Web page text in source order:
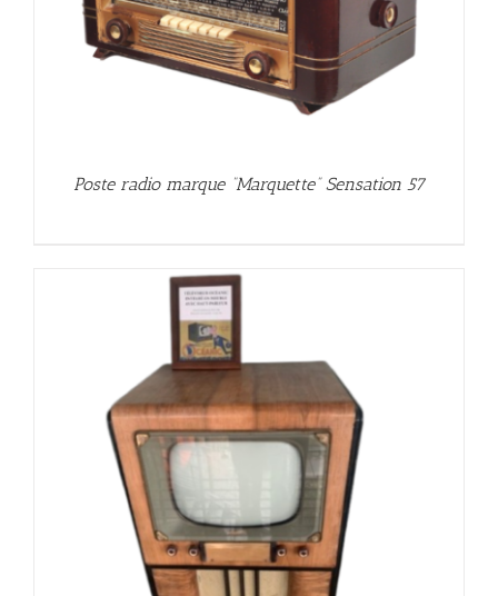
Poste radio marque “Marquette” Sensation 57